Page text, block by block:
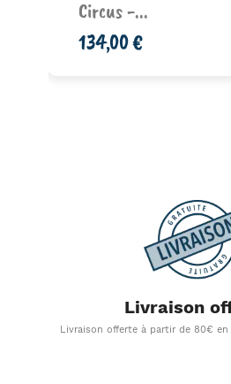
Circus -...
134,00 €
Livraison
Livraison offerte à partir de 80€